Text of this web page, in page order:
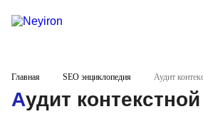
Главная SEO энциклопедия Аудит
Аудит